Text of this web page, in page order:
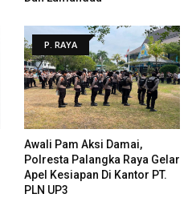
P. RAYA
Awali Pam Aksi Damai,
Polresta Palangka Raya Gelar
Apel Kesiapan Di Kantor PT.
PLN UP3